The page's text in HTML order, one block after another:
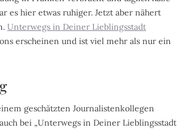
es hier etwas ruhiger. Jetzt aber nähert
Unterwegs in Deiner Lieblingsstadt
erscheinen und ist viel mehr als nur ein
geschätzten Journalistenkollegen
bei „Unterwegs in Deiner Lieblingsstadt